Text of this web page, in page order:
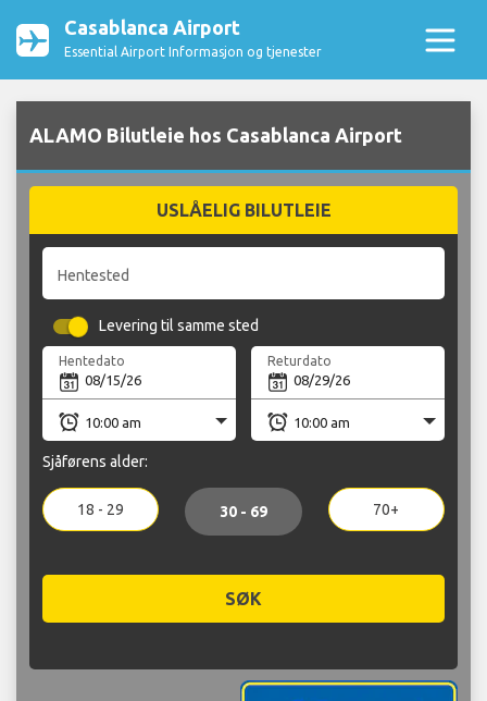
Casablanca Airport
Essential Airport Informasjon og tjenester
ALAMO Bilutleie hos Casablanca Airport
USLÅELIG BILUTLEIE
Hentested
Levering til samme sted
Hentedato Returdato
Sjåførens alder:
18 - 29 30 - 69 70+
SØK